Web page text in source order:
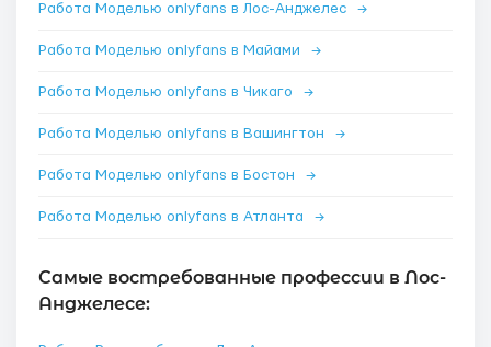
Работа Моделью onlyfans в Лос-Анджелес →
Работа Моделью onlyfans в Майами →
Работа Моделью onlyfans в Чикаго →
Работа Моделью onlyfans в Вашингтон →
Работа Моделью onlyfans в Бостон →
Работа Моделью onlyfans в Атланта →
Самые востребованные профессии в Лос-
Анджелесе: